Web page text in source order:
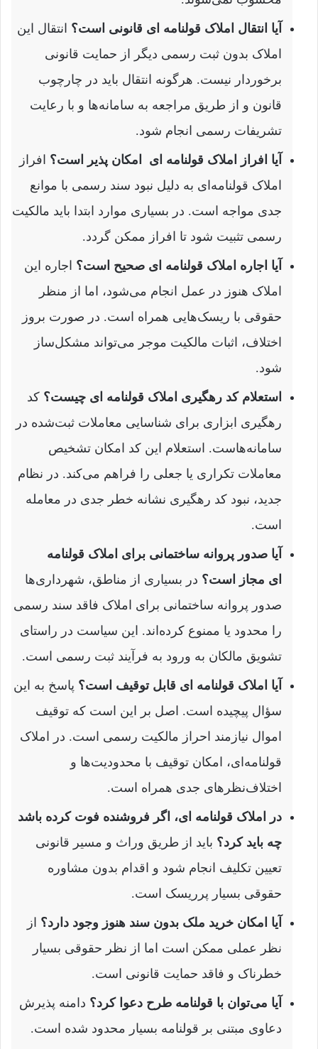
آیا انتقال املاک قولنامه ای قانونی است؟ انتقال این
املاک بدون ثبت رسمی دیگر از حمایت قانونی
برخوردار نیست. هرگونه انتقال باید در چارچوب
قانون و از طریق مراجعه به سامانه‌ها و با رعایت
تشریفات رسمی انجام شود.
آیا افراز املاک قولنامه ای امکان پذیر است؟ افراز
املاک قولنامه‌ای به دلیل نبود سند رسمی با موانع
جدی مواجه است. در بسیاری موارد ابتدا باید مالکیت
رسمی تثبیت شود تا افراز ممکن گردد.
آیا اجاره املاک قولنامه ای صحیح است؟ اجاره این
املاک هنوز در عمل انجام می‌شود، اما از منظر
حقوقی با ریسک‌هایی همراه است. در صورت بروز
اختلاف، اثبات مالکیت موجر می‌تواند مشکل‌ساز
شود.
استعلام کد رهگیری املاک قولنامه ای چیست؟ کد
رهگیری ابزاری برای شناسایی معاملات ثبت‌شده در
سامانه‌هاست. استعلام این کد امکان تشخیص
معاملات تکراری یا جعلی را فراهم می‌کند. در نظام
جدید، نبود کد رهگیری نشانه خطر جدی در معامله
است.
آیا صدور پروانه ساختمانی برای املاک قولنامه
ای مجاز است؟ در بسیاری از مناطق، شهرداری‌ها
صدور پروانه ساختمانی برای املاک فاقد سند رسمی
را محدود یا ممنوع کرده‌اند. این سیاست در راستای
تشویق مالکان به ورود به فرآیند ثبت رسمی است.
آیا املاک قولنامه ای قابل توقیف است؟ پاسخ به این
سؤال پیچیده است. اصل بر این است که توقیف
اموال نیازمند احراز مالکیت رسمی است. در املاک
قولنامه‌ای، امکان توقیف با محدودیت‌ها و
اختلاف‌نظرهای جدی همراه است.
در املاک قولنامه ای، اگر فروشنده فوت کرده باشد
چه باید کرد؟ باید از طریق وراث و مسیر قانونی
تعیین تکلیف انجام شود و اقدام بدون مشاوره
حقوقی بسیار پرریسک است.
آیا امکان خرید ملک بدون سند هنوز وجود دارد؟ از
نظر عملی ممکن است اما از نظر حقوقی بسیار
خطرناک و فاقد حمایت قانونی است.
آیا می‌توان با قولنامه طرح دعوا کرد؟ دامنه پذیرش
دعاوی مبتنی بر قولنامه بسیار محدود شده است.